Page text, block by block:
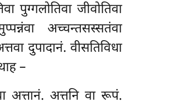
पुग्गलोतिवा जीवोतिवा
अच्चन्तसस्सतंवा
दुपादानं. वीसतिविधा
–
अत्तानं. अत्तनि वा रूपं.